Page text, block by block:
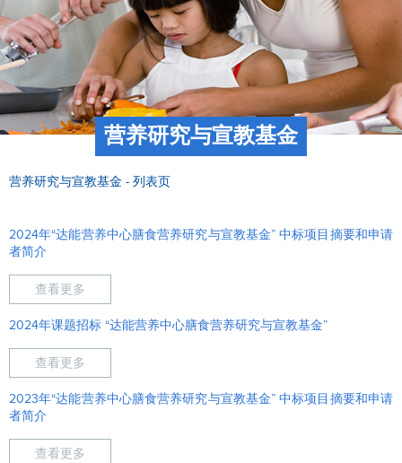
营养研究与宣教基金
营养研究与宣教基金 - 列表页
2024年“达能营养中心膳食营养研究与宣教基金” 中标项目摘要和申请
者简介
查看更多
2024年课题招标 “达能营养中心膳食营养研究与宣教基金”
查看更多
2023年“达能营养中心膳食营养研究与宣教基金” 中标项目摘要和申请
者简介
查看更多